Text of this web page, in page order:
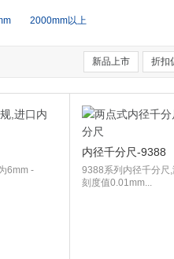
2000mm以上
新品上市 折扣
6mm -
内径千分尺-9388
9388系列内径千分尺
刻度值0.01mm...